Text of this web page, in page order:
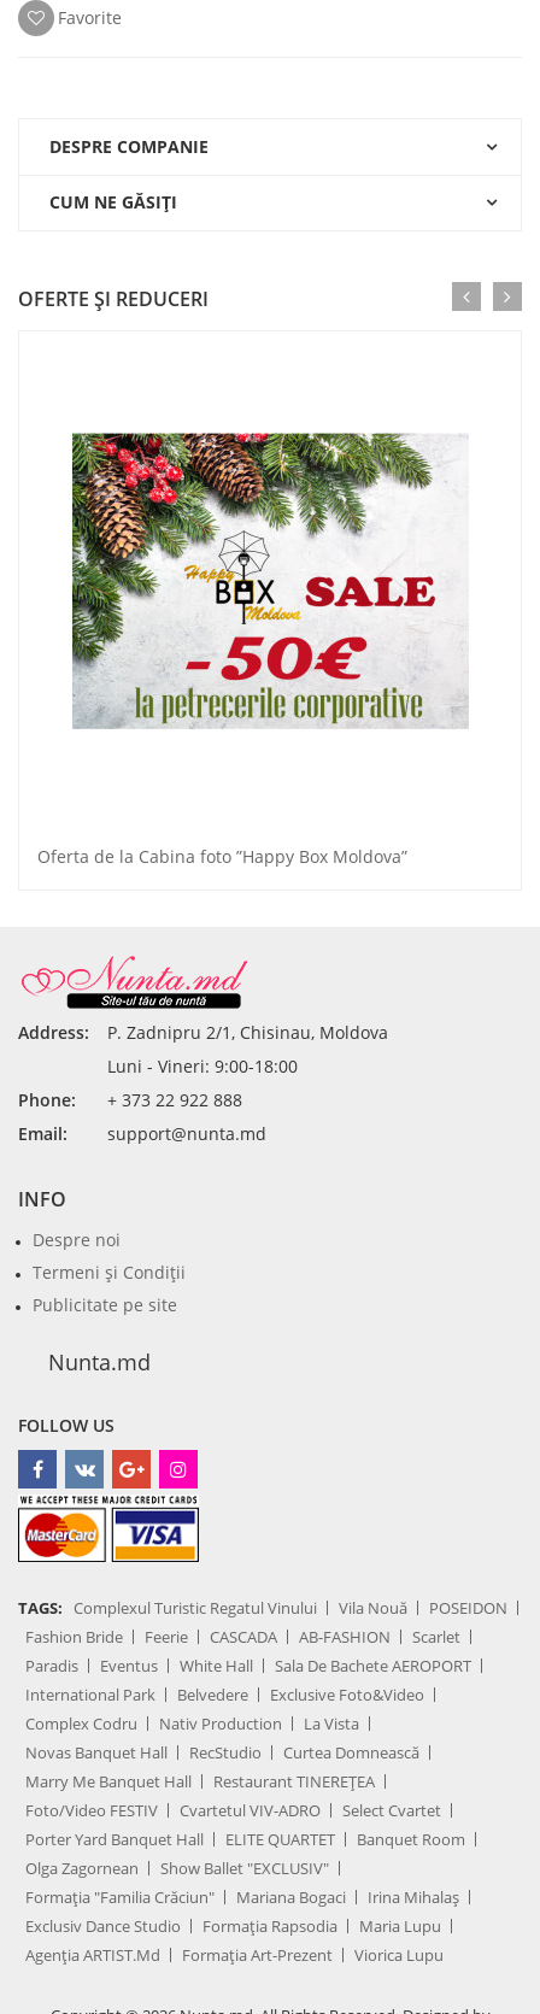
Favorite
DESPRE COMPANIE
CUM NE GĂSIŢI
OFERTE ŞI REDUCERI
Oferta de la Cabina foto ”Happy Box Moldova”
Address:
P. Zadnipru 2/1, Chisinau, Moldova
Luni - Vineri: 9:00-18:00
Phone:
+ 373 22 922 888
Email:
support@nunta.md
INFO
Despre noi
Termeni şi Condiţii
Publicitate pe site
Nunta.md
FOLLOW US
TAGS: Complexul Turistic Regatul Vinului Vila Nouă
POSEIDON
Fashion Bride
Feerie CASCADA AB-FASHION
Scarlet
Paradis
Eventus White Hall
Sala De Bachete AEROPORT
International Park
Belvedere
Exclusive Foto&Video
Complex Codru
Nativ Production
La Vista
Novas Banquet Hall
RecStudio
Curtea Domnească
Marry Me Banquet Hall
Restaurant TINEREȚEA
Foto/Video FESTIV
Cvartetul VIV-ADRO
Select Cvartet
Porter Yard Banquet Hall
ELITE QUARTET
Banquet Room
Olga Zagornean
Show Ballet "EXCLUSIV"
Formația "Familia Crăciun"
Mariana Bogaci
Irina Mihalaș
Exclusiv Dance Studio
Formația Rapsodia
Maria Lupu
Agenţia ARTIST.md
Formația Art-Prezent Viorica Lupu